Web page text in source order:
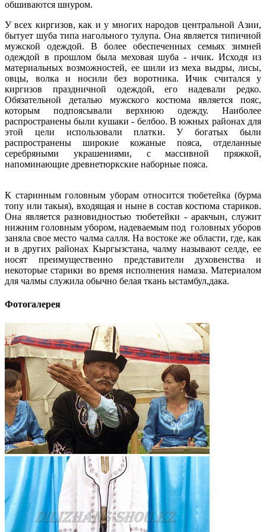
обшиваются шнуром.
У всех киргизов, как и у многих народов центральной Азии,
бытует шуба типа нагольного тулупа. Она является типичной
мужской одеждой. В более обеспеченных семьях зимней
одеждой в прошлом была меховая шуба - ичик. Исходя из
материальных возможностей, ее шили из меха выдры, лисы,
овцы, волка и носили без воротника. Ичик считался у
киргизов праздничной одеждой, его надевали редко.
Обязательной деталью мужского костюма является пояс,
которым подпоясывали верхнюю одежду. Наиболее
распространены были кушаки - белбоо. В южных районах для
этой цели использовали платки. У богатых были
распространены широкие кожаные пояса, отделанные
серебряными украшениями, с массивной пряжкой,
напоминающие древнетюркские наборные пояса.
К старинным головным уборам относится тюбетейка (бурма
топу или такыя), входящая и ныне в состав костюма стариков.
Она является разновидностью тюбетейки - аракчын, служит
нижним головным убором, надеваемым под головных уборов
заняла свое место чалма салля. На востоке же области, где, как
и в других районах Кыргызстана, чалму называют селде, ее
носят преимущественно представители духовенства и
некоторые старики во время исполнения намаза. Материалом
для чалмы служила обычно белая ткань ыстамбул,дака.
Фотогалерея